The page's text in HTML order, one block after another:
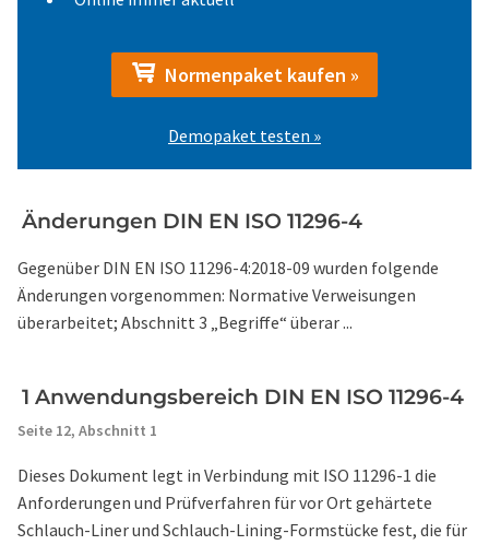
Normenpaket kaufen »
Demopaket testen »
Änderungen DIN EN ISO 11296-4
Gegenüber DIN EN ISO 11296-4:2018-09 wurden folgende
Änderungen vorgenommen: Normative Verweisungen
überarbeitet; Abschnitt 3 „Begriffe“ überar ...
1 Anwendungsbereich DIN EN ISO 11296-4
Seite 12, Abschnitt 1
Dieses Dokument legt in Verbindung mit ISO 11296-1 die
Anforderungen und Prüfverfahren für vor Ort gehärtete
Schlauch-Liner und Schlauch-Lining-Formstücke fest, die für